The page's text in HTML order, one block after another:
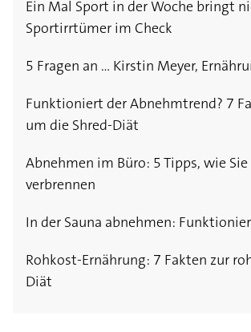
Nach 18 Uhr nichts mehr essen:
damit ab?
Low-Carb-Diäten: Machen
wirklich dick?
Protein-Shakes zum Abnehmen:
wirklich?
Macht Mineralwasser mit
Schlank durch Verzicht auf
oder doch nur Mythos?
So vermeiden Sie die größten
beim Frühstück
Schnell Abnehmen: Die besten
Bewegung im Alltag
Ein Mal Sport in der Woche bringt
Sportirrtümer im Check
5 Fragen an … Kirstin Meyer,
Funktioniert der Abnehmtrend? 7
um die Shred-Diät
Abnehmen im Büro: 5 Tipps, wie
verbrennen
In der Sauna abnehmen:
Rohkost-Ernährung: 7 Fakten zur
Diät